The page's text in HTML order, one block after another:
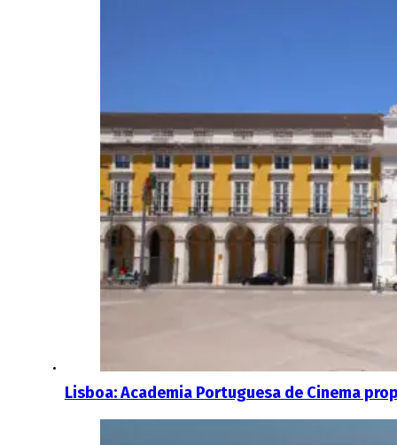
Lisboa: Academia Portuguesa de Cinema